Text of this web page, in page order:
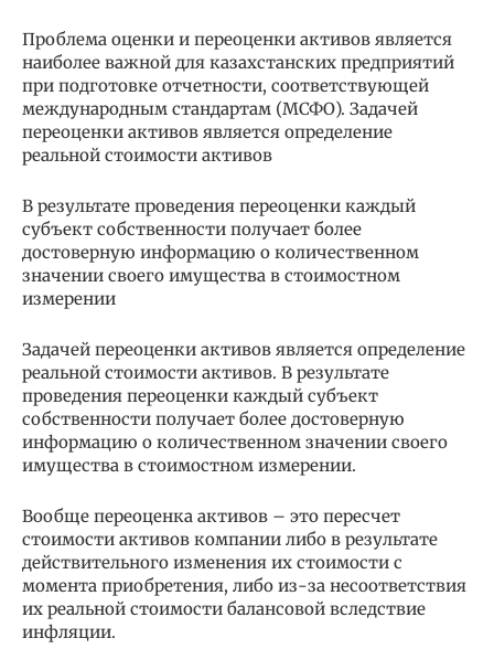
Проблема оценки и переоценки активов является
наиболее важной для казахстанских предприятий
при подготовке отчетности, соответствующей
международным стандартам (МСФО). Задачей
переоценки активов является определение
реальной стоимости активов
В результате проведения переоценки каждый
субъект собственности получает более
достоверную информацию о количественном
значении своего имущества в стоимостном
измерении
Задачей переоценки активов является определение
реальной стоимости активов. В результате
проведения переоценки каждый субъект
собственности получает более достоверную
информацию о количественном значении своего
имущества в стоимостном измерении.
Вообще переоценка активов – это пересчет
стоимости активов компании либо в результате
действительного изменения их стоимости с
момента приобретения, либо из-за несоответствия
их реальной стоимости балансовой вследствие
инфляции.